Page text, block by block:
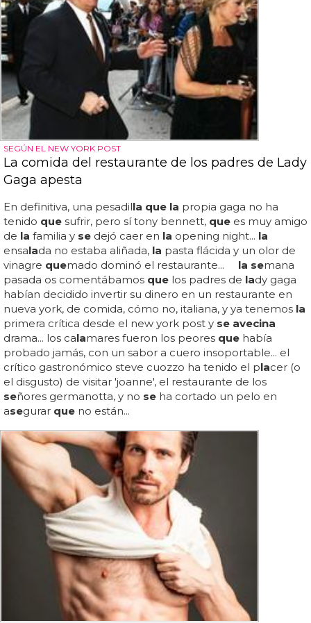
SEGÚN EL NEW YORK POST
La comida del restaurante de los padres de Lady
Gaga apesta
En definitiva, una pesadilla que la propia gaga no ha
tenido que sufrir, pero sí tony bennett, que es muy amigo
de la familia y se dejó caer en la opening night... la
ensalada no estaba aliñada, la pasta flácida y un olor de
vinagre quemado dominó el restaurante... la semana
pasada os comentábamos que los padres de lady gaga
habían decidido invertir su dinero en un restaurante en
nueva york, de comida, cómo no, italiana, y ya tenemos la
primera crítica desde el new york post y se avecina
drama... los calamares fueron los peores que había
probado jamás, con un sabor a cuero insoportable... el
crítico gastronómico steve cuozzo ha tenido el placer (o
el disgusto) de visitar 'joanne', el restaurante de los
señores germanotta, y no se ha cortado un pelo en
asegurar que no están...